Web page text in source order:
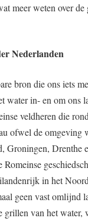
meer weten over de
Nederlanden
bron die ons iets
water in- en om ons
veldheren die
ofwel de omgeving
Groningen, Drenthe
in het
geen vast omlijnd
van het water,